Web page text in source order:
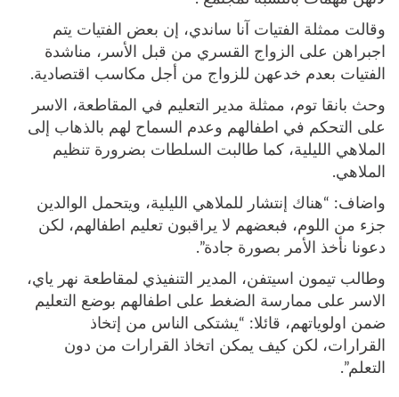
وقالت ممثلة الفتيات آنا ساندي، إن بعض الفتيات يتم
اجبراهن على الزواج القسري من قبل الأسر، مناشدة
الفتيات بعدم خدعهن للزواج من أجل مكاسب اقتصادية.
وحث بانقا توم، ممثلة مدير التعليم في المقاطعة، الاسر
على التحكم في اطفالهم وعدم السماح لهم بالذهاب إلى
الملاهي الليلية، كما طالبت السلطات بضرورة تنظيم
الملاهي.
واضاف: “هناك إنتشار للملاهي الليلية، ويتحمل الوالدين
جزء من اللوم، فبعضهم لا يراقبون تعليم اطفالهم، لكن
دعونا نأخذ الأمر بصورة جادة”.
وطالب تيمون اسيتفن، المدير التنفيذي لمقاطعة نهر ياي،
الاسر على ممارسة الضغط على اطفالهم بوضع التعليم
ضمن اولوياتهم، قائلا: “يشتكى الناس من إتخاذ
القرارات، لكن كيف يمكن اتخاذ القرارات من دون
التعلم”.